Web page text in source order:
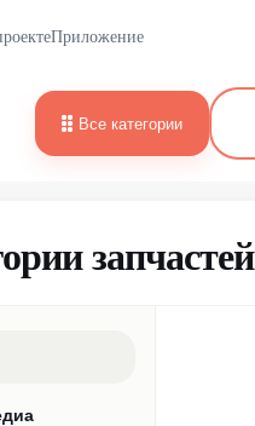
Приложение
Все категории
запчастей